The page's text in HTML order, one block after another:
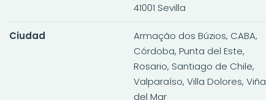
41001 Sevilla
Ciudad
Armação dos Búzios, CABA,
Córdoba, Punta del Este,
Rosario, Santiago de Chile,
Valparaíso, Villa Dolores, Viña
del Mar